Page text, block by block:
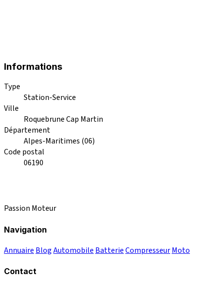
Informations
Type
Station-Service
Ville
Roquebrune Cap Martin
Département
Alpes-Maritimes (06)
Code postal
06190
Passion Moteur
Navigation
Annuaire BlogAutomobile BatterieCompresseurMoto
Contact